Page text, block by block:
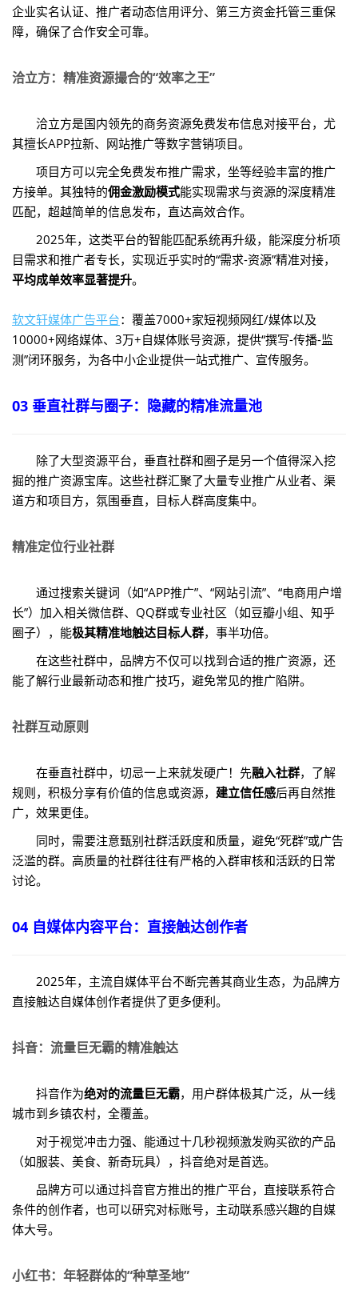
企业实名认证、推广者动态信用评分、第三方资金托管三重保
障，确保了合作安全可靠。
洽立方：精准资源撮合的“效率之王”
洽立方是国内领先的商务资源免费发布信息对接平台，尤
其擅长APP拉新、网站推广等数字营销项目。
项目方可以完全免费发布推广需求，坐等经验丰富的推广
方接单。其独特的佣金激励模式能实现需求与资源的深度精准
匹配，超越简单的信息发布，直达高效合作。
2025年，这类平台的智能匹配系统再升级，能深度分析项
目需求和推广者专长，实现近乎实时的“需求-资源”精准对接，
平均成单效率显著提升。
软文轩媒体广告平台：覆盖7000+家短视频网红/媒体以及
10000+网络媒体、3万+自媒体账号资源，提供“撰写-传播-监
测”闭环服务，为各中小企业提供一站式推广、宣传服务。
03 垂直社群与圈子：隐藏的精准流量池
除了大型资源平台，垂直社群和圈子是另一个值得深入挖
掘的推广资源宝库。这些社群汇聚了大量专业推广从业者、渠
道方和项目方，氛围垂直，目标人群高度集中。
精准定位行业社群
通过搜索关键词（如“APP推广”、“网站引流”、“电商用户增
长”）加入相关微信群、QQ群或专业社区（如豆瓣小组、知乎
圈子），能极其精准地触达目标人群，事半功倍。
在这些社群中，品牌方不仅可以找到合适的推广资源，还
能了解行业最新动态和推广技巧，避免常见的推广陷阱。
社群互动原则
在垂直社群中，切忌一上来就发硬广！先融入社群，了解
规则，积极分享有价值的信息或资源， 建立信任感后再自然推
广，效果更佳。
同时，需要注意甄别社群活跃度和质量，避免“死群”或广告
泛滥的群。高质量的社群往往有严格的入群审核和活跃的日常
讨论。
04 自媒体内容平台：直接触达创作者
2025年，主流自媒体平台不断完善其商业生态，为品牌方
直接触达自媒体创作者提供了更多便利。
抖音：流量巨无霸的精准触达
抖音作为绝对的流量巨无霸，用户群体极其广泛，从一线
城市到乡镇农村，全覆盖。
对于视觉冲击力强、能通过十几秒视频激发购买欲的产品
（如服装、美食、新奇玩具），抖音绝对是首选。
品牌方可以通过抖音官方推出的推广平台，直接联系符合
条件的创作者，也可以研究对标账号，主动联系感兴趣的自媒
体大号。
小红书：年轻群体的“种草圣地”